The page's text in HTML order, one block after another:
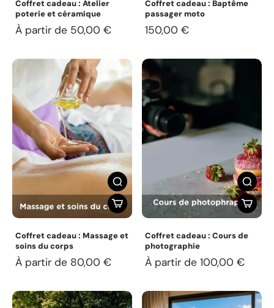
Coffret cadeau : Atelier
poterie et céramique
À partir de 50,00 €
Coffret cadeau : Baptême
passager moto
150,00 €
Coffret cadeau : Massage et
soins du corps
À partir de 80,00 €
Coffret cadeau : Cours de
photographie
À partir de 100,00 €